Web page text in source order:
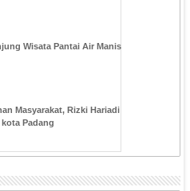
Wisata Pantai Air Manis
Masyarakat, Rizki Hariadi
Padang